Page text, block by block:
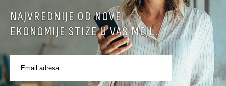
NAJVREDNIJE OD NOVE
EKONOMIJE STIŽE U VAŠ MEJL.